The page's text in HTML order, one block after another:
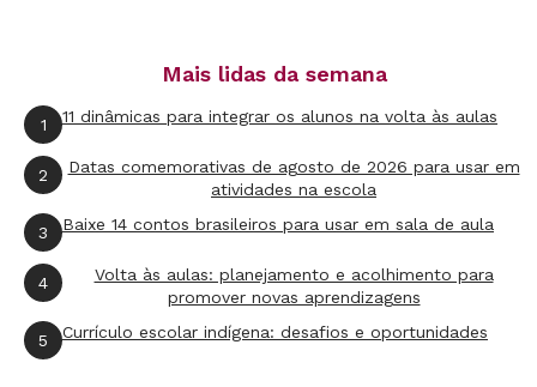
com mais equidade, para todos e todas no
Brasil.
A tentativa de pedalada educacional
Às vésperas da votação da Câmara dos
Deputados, o governo de Jair Bolsonaro, que até
então não havia se envolvido na discussão da
principal pauta da Educação no país,
Mais lidas da semana
1 11 dinâmicas para integrar os alunos na volta às aulas
2
Datas comemorativas de agosto de 2026 para usar em
atividades na escola
3 Baixe 14 contos brasileiros para usar em sala de aula
4
Volta às aulas: planejamento e acolhimento para
promover novas aprendizagens
5 Currículo escolar indígena: desafios e oportunidades